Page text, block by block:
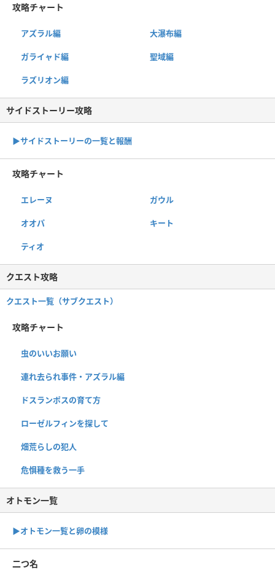
攻略チャート
アズラル編 大瀑布編
ガライャド編 聖域編
ラズリオン編
サイドストーリー攻略
▶サイドストーリーの一覧と報酬
攻略チャート
エレーヌ ガウル
オオパ キート
ティオ
クエスト攻略
クエスト一覧（サブクエスト）
攻略チャート
虫のいいお願い
連れ去られ事件・アズラル編
ドスランポスの育て方
ローゼルフィンを探して
畑荒らしの犯人
危惧種を救う一手
オトモン一覧
▶︎オトモン一覧と卵の模様
二つ名